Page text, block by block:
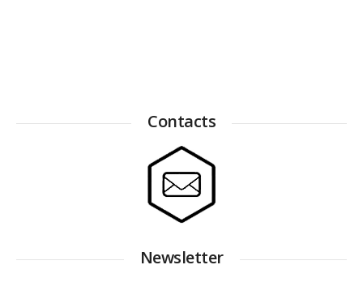
Contacts
Newsletter